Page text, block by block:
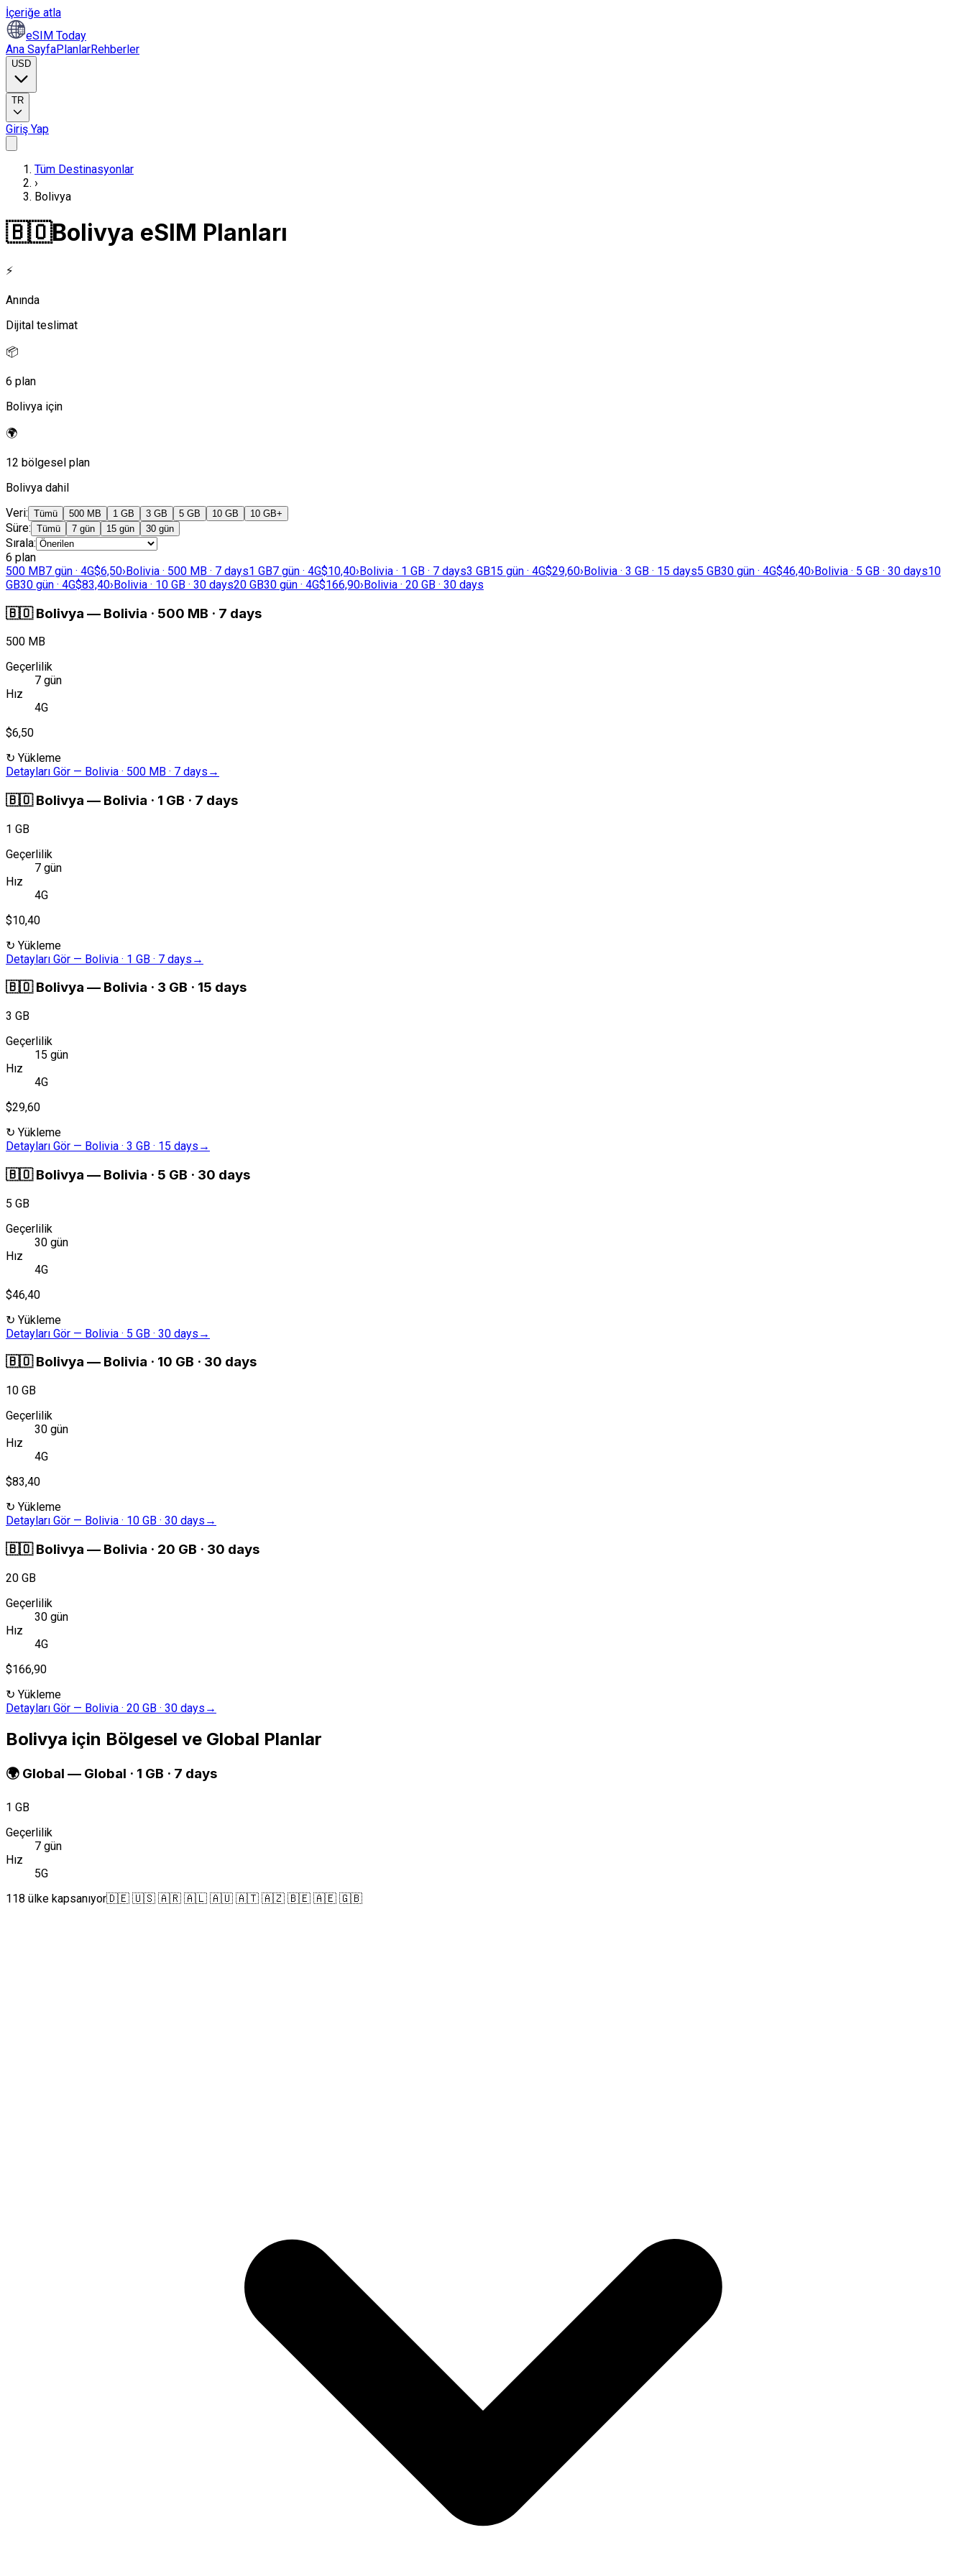
İçeriğe atla
eSIM Today
Ana SayfaPlanlarRehberler
USD
TR
Giriş Yap
Tüm Destinasyonlar
›
Bolivya
🇧🇴Bolivya eSIM Planları
⚡
Anında
Dijital teslimat
📦
6 plan
Bolivya için
🌍
12 bölgesel plan
Bolivya dahil
Veri: Tümü 500 MB 1 GB 3 GB 5 GB 10 GB 10 GB+
Süre: Tümü 7 gün 15 gün 30 gün
Sırala:
6 plan
500 MB7 gün · 4G$6,50›Bolivia · 500 MB · 7 days1 GB7 gün · 4G$10,40›Bolivia · 1 GB · 7 days3 GB15 gün · 4G$29,60›Bolivia · 3 GB · 15 days5 GB30 gün · 4G$46,40›Bolivia · 5 GB · 30 days10
GB30 gün · 4G$83,40›Bolivia · 10 GB · 30 days20 GB30 gün · 4G$166,90›Bolivia · 20 GB · 30 days
🇧🇴 Bolivya — Bolivia · 500 MB · 7 days
500 MB
Geçerlilik
7 gün
Hız
4G
$6,50
↻ Yükleme
Detayları Gör — Bolivia · 500 MB · 7 days →
🇧🇴 Bolivya — Bolivia · 1 GB · 7 days
1 GB
Geçerlilik
7 gün
Hız
4G
$10,40
↻ Yükleme
Detayları Gör — Bolivia · 1 GB · 7 days →
🇧🇴 Bolivya — Bolivia · 3 GB · 15 days
3 GB
Geçerlilik
15 gün
Hız
4G
$29,60
↻ Yükleme
Detayları Gör — Bolivia · 3 GB · 15 days →
🇧🇴 Bolivya — Bolivia · 5 GB · 30 days
5 GB
Geçerlilik
30 gün
Hız
4G
$46,40
↻ Yükleme
Detayları Gör — Bolivia · 5 GB · 30 days →
🇧🇴 Bolivya — Bolivia · 10 GB · 30 days
10 GB
Geçerlilik
30 gün
Hız
4G
$83,40
↻ Yükleme
Detayları Gör — Bolivia · 10 GB · 30 days →
🇧🇴 Bolivya — Bolivia · 20 GB · 30 days
20 GB
Geçerlilik
30 gün
Hız
4G
$166,90
↻ Yükleme
Detayları Gör — Bolivia · 20 GB · 30 days →
Bolivya için Bölgesel ve Global Planlar
🌍 Global — Global · 1 GB · 7 days
1 GB
Geçerlilik
7 gün
Hız
5G
118 ülke kapsanıyor🇩🇪 🇺🇸 🇦🇷 🇦🇱 🇦🇺 🇦🇹 🇦🇿 🇧🇪 🇦🇪 🇬🇧